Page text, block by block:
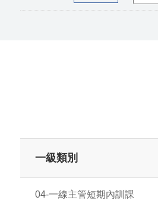
一級類別
04-一線主管短期內訓課